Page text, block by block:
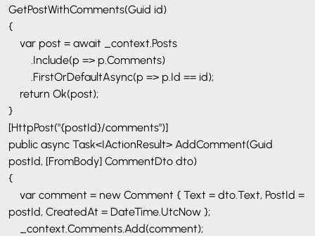
GetPostWithComments(Guid id)
{
var post = await _context.Posts
.Include(p => p.Comments)
.FirstOrDefaultAsync(p => p.Id == id);
return Ok(post);
}
[HttpPost("{postId}/comments")]
public async Task<IActionResult> AddComment(Guid
postId, [FromBody] CommentDto dto)
{
var comment = new Comment { Text = dto.Text, PostId =
postId, CreatedAt = DateTime.UtcNow };
_context.Comments.Add(comment);